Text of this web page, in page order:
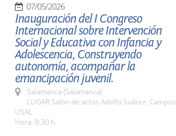
07/05/2026
Inauguración del I Congreso
Internacional sobre Intervención
Social y Educativa con Infancia y
Adolescencia, Construyendo
autonomía, acompañar la
emancipación juvenil.
Salamanca (Salamanca)
LUGAR Salón de actos Adolfo Suárez. Campus
USAL
Hora: 9:30 h.